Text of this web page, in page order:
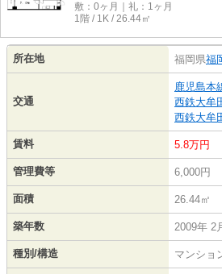
敷：0ヶ月｜礼：1ヶ月
1階 / 1K / 26.44㎡
所在地 福岡県福
交通
鹿児島本
西鉄大牟
西鉄大牟
賃料 5.8万円
管理費等 6,000円
面積 26.44㎡
築年数 2009年 2
種別/構造 マンショ